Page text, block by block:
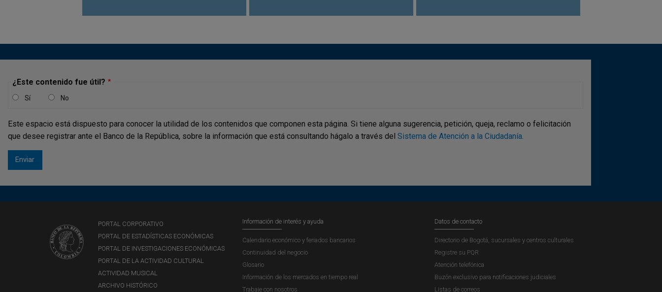
¿Este contenido fue útil?
Sí No
Este espacio está dispuesto para conocer la utilidad de los contenidos que componen esta página. Si tiene alguna sugerencia, petición, queja, reclamo o felicitación
que desee registrar ante el Banco de la República, sobre la información que está consultando hágalo a través del Sistema de Atención a la Ciudadanía.
PORTAL CORPORATIVO
PORTAL DE ESTADÍSTICAS ECONÓMICAS
PORTAL DE INVESTIGACIONES ECONÓMICAS
PORTAL DE LA ACTIVIDAD CULTURAL
ACTIVIDAD MUSICAL
ARCHIVO HISTÓRICO
Información de interés y ayuda
Calendario económico y feriados bancarios
Continuidad del negocio
Glosario
Información de los mercados en tiempo real
Trabaje con nosotros
Datos de contacto
Directorio de Bogotá, sucursales y centros culturales
Registre su PQR
Atención telefónica
Buzón exclusivo para notificaciones judiciales
Listas de correos